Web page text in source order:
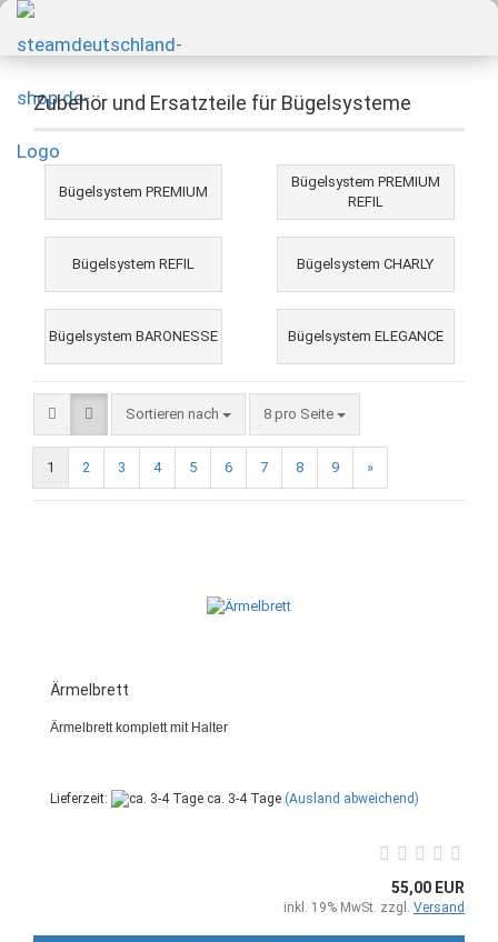
Zubehör und Ersatzteile für Bügelsysteme
Bügelsystem PREMIUM
Bügelsystem PREMIUM
REFIL
Bügelsystem REFIL Bügelsystem CHARLY
Bügelsystem BARONESSE Bügelsystem ELEGANCE
Sortieren nach 8 pro Seite
1 2 3 4 5 6 7 8 9 »
Ärmelbrett
Ärmelbrett komplett mit Halter
Lieferzeit: ca. 3-4 Tage (Ausland abweichend)
55,00 EUR
inkl. 19% MwSt. zzgl. Versand